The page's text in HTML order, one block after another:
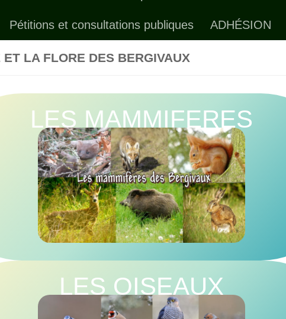
Pétitions et consultations publiques ADHÉSION
ET LA FLORE DES BERGIVAUX
LES MAMMIFERES
LES OISEAUX